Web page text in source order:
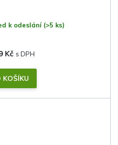
k odeslání (>5 ks)
Kč
KOŠÍKU